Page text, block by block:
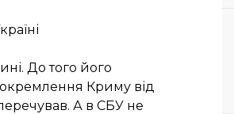
До того його
Криму від
. А в СБУ не